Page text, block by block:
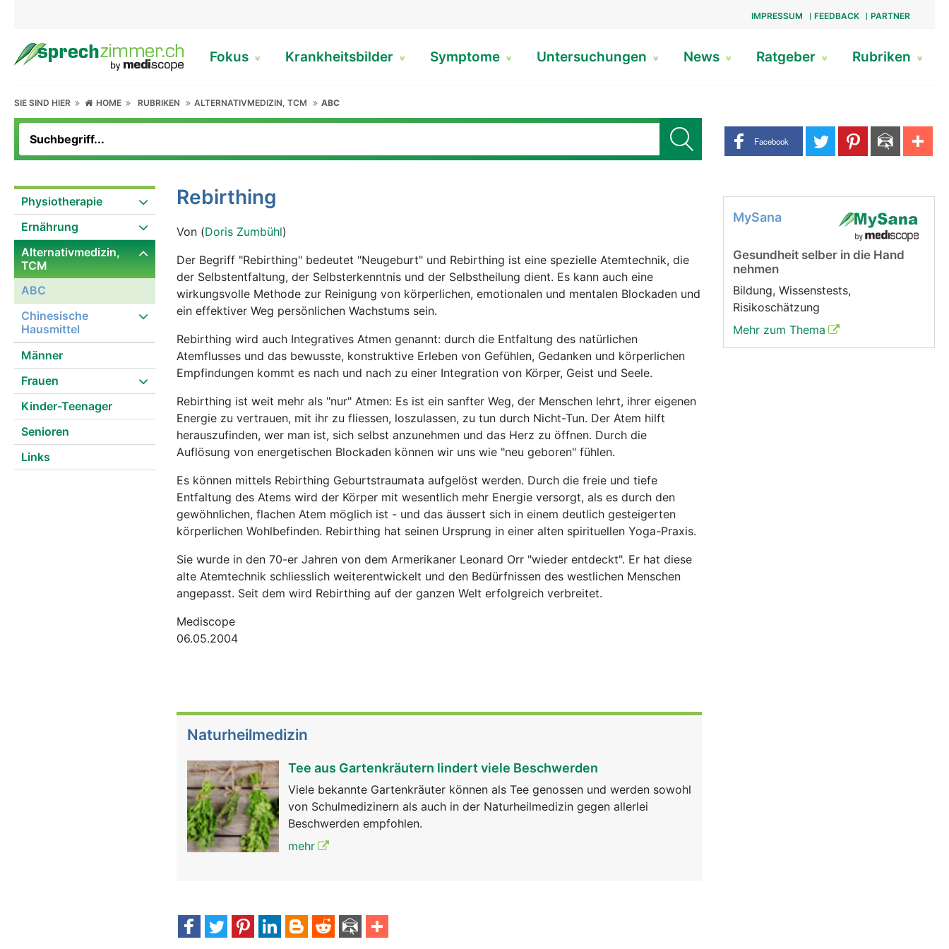
IMPRESSUM FEEDBACK PARTNER
Fokus Krankheitsbilder Symptome Untersuchungen News Ratgeber Rubriken
SIE SIND HIER HOME RUBRIKEN ALTERNATIVMEDIZIN, TCM ABC
Share buttons
Facebook
Physiotherapie
Ernährung
Alternativmedizin,
TCM
ABC
Chinesische
Hausmittel
Männer
Frauen
Kinder-Teenager
Senioren
Links
Rebirthing
Von (Doris Zumbühl)
Der Begriff "Rebirthing" bedeutet "Neugeburt" und Rebirthing ist eine spezielle Atemtechnik, die
der Selbstentfaltung, der Selbsterkenntnis und der Selbstheilung dient. Es kann auch eine
wirkungsvolle Methode zur Reinigung von körperlichen, emotionalen und mentalen Blockaden und
ein effektiver Weg persönlichen Wachstums sein.
Rebirthing wird auch Integratives Atmen genannt: durch die Entfaltung des natürlichen
Atemflusses und das bewusste, konstruktive Erleben von Gefühlen, Gedanken und körperlichen
Empfindungen kommt es nach und nach zu einer Integration von Körper, Geist und Seele.
Rebirthing ist weit mehr als "nur" Atmen: Es ist ein sanfter Weg, der Menschen lehrt, ihrer eigenen
Energie zu vertrauen, mit ihr zu fliessen, loszulassen, zu tun durch Nicht-Tun. Der Atem hilft
herauszufinden, wer man ist, sich selbst anzunehmen und das Herz zu öffnen. Durch die
Auflösung von energetischen Blockaden können wir uns wie "neu geboren" fühlen.
Es können mittels Rebirthing Geburtstraumata aufgelöst werden. Durch die freie und tiefe
Entfaltung des Atems wird der Körper mit wesentlich mehr Energie versorgt, als es durch den
gewöhnlichen, flachen Atem möglich ist - und das äussert sich in einem deutlich gesteigerten
körperlichen Wohlbefinden. Rebirthing hat seinen Ursprung in einer alten spirituellen Yoga-Praxis.
Sie wurde in den 70-er Jahren von dem Armerikaner Leonard Orr "wieder entdeckt". Er hat diese
alte Atemtechnik schliesslich weiterentwickelt und den Bedürfnissen des westlichen Menschen
angepasst. Seit dem wird Rebirthing auf der ganzen Welt erfolgreich verbreitet.
Mediscope
06.05.2004
Naturheilmedizin
Tee aus Gartenkräutern lindert viele Beschwerden
Viele bekannte Gartenkräuter können als Tee genossen und werden sowohl
von Schulmedizinern als auch in der Naturheilmedizin gegen allerlei
Beschwerden empfohlen.
mehr
MySana
Gesundheit selber in die Hand
nehmen
Bildung, Wissenstests,
Risikoschätzung
Mehr zum Thema